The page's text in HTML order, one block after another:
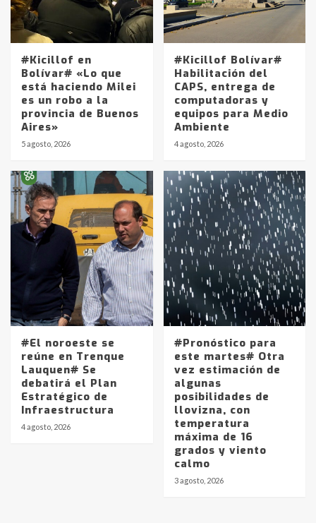
#Kicillof en
Bolívar# «Lo que
está haciendo Milei
es un robo a la
provincia de Buenos
Aires»
5 agosto, 2026
#Kicillof Bolívar#
Habilitación del
CAPS, entrega de
computadoras y
equipos para Medio
Ambiente
4 agosto, 2026
#El noroeste se
reúne en Trenque
Lauquen# Se
debatirá el Plan
Estratégico de
Infraestructura
4 agosto, 2026
#Pronóstico para
este martes# Otra
vez estimación de
algunas
posibilidades de
llovizna, con
temperatura
máxima de 16
grados y viento
calmo
3 agosto, 2026
Identidad de los adolescentes
pampeanos que fueron
protagonistas del fatal accidente
en la mañana del lunes
4
Accidente en Ruta 5: falleció un
joven de Trenque Lauquen
5
Los precios de los combustibles en
La Pampa, desde YPF hasta Axion
entre 857 a 1338 pesos
La Bolsa de Cereales de Bahía
Blanca anticipa que Agosto vendrá
con lluvias y heladas, en gran parte